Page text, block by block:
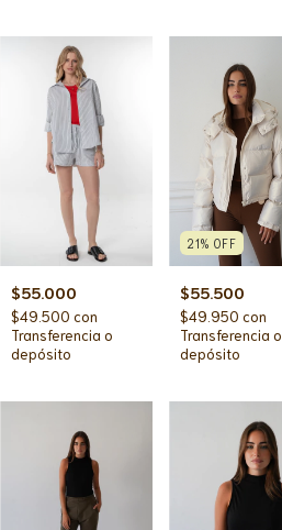
$55.000
$49.500 con
Transferencia o
depósito
21%OFF
$55.500
$49.950con
Transferencia o
depósito